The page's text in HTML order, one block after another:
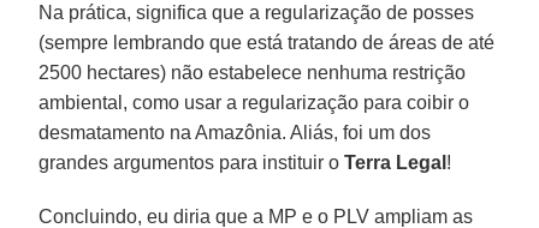
Na prática, significa que a regularização de posses
(sempre lembrando que está tratando de áreas de até
2500 hectares) não estabelece nenhuma restrição
ambiental, como usar a regularização para coibir o
desmatamento na Amazônia. Aliás, foi um dos
grandes argumentos para instituir oTerra Legal !
Concluindo, eu diria que a MP e o PLV ampliam as